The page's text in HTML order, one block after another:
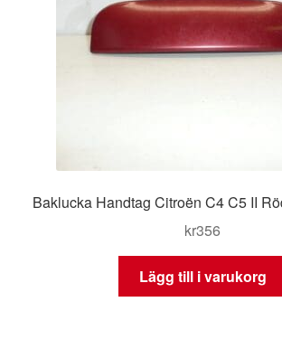
Baklucka Handtag Citroën C4 C5 II
kr356
Lägg till i varukorg